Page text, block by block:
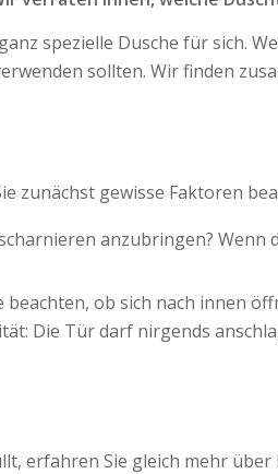
spezielle Dusche für sich.
sollten. Wir finden
zunächst gewisse Faktoren
anzubringen?
ob sich nach innen
Die Tür darf nirgends
erfahren Sie gleich mehr